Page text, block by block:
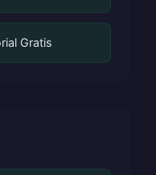
Gratis